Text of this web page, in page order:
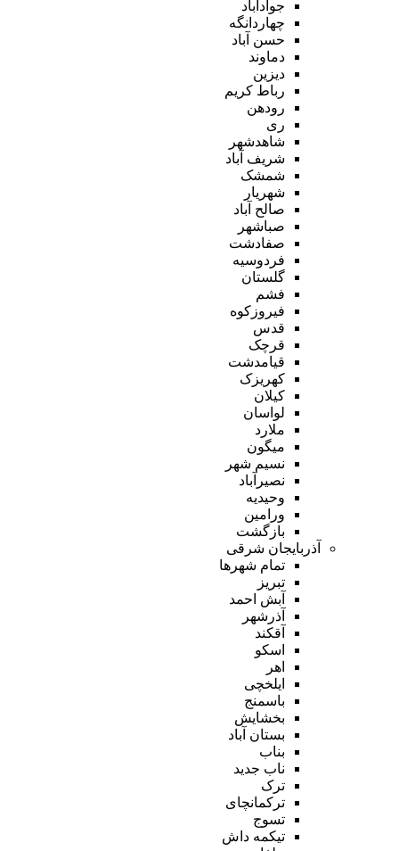
جوادآباد
چهاردانگه
حسن آباد
دماوند
دیزین
رباط کریم
رودهن
ری
شاهدشهر
شریف آباد
شمشک
شهریار
صالح آباد
صباشهر
صفادشت
فردوسیه
گلستان
فشم
فیروزکوه
قدس
قرچک
قیامدشت
کهریزک
کیلان
لواسان
ملارد
میگون
نسیم شهر
نصیرآباد
وحیدیه
ورامین
بازگشت
آذربایجان شرقی
تمام شهر‌ها
تبریز
آبش احمد
آذرشهر
آقکند
اسکو
اهر
ایلخچی
باسمنج
بخشایش
بستان آباد
بناب
ناب جدید
ترک
ترکمانچای
تسوج
تیکمه داش